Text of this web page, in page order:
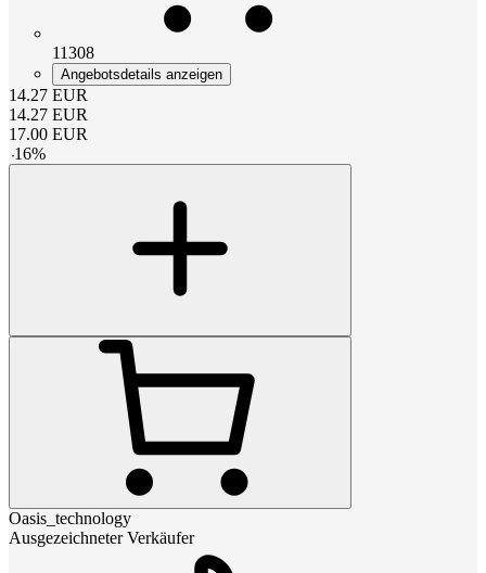
11308
Angebotsdetails anzeigen
14.27 EUR
14.27 EUR
17.00 EUR
-16%
Oasis_technology
Ausgezeichneter Verkäufer